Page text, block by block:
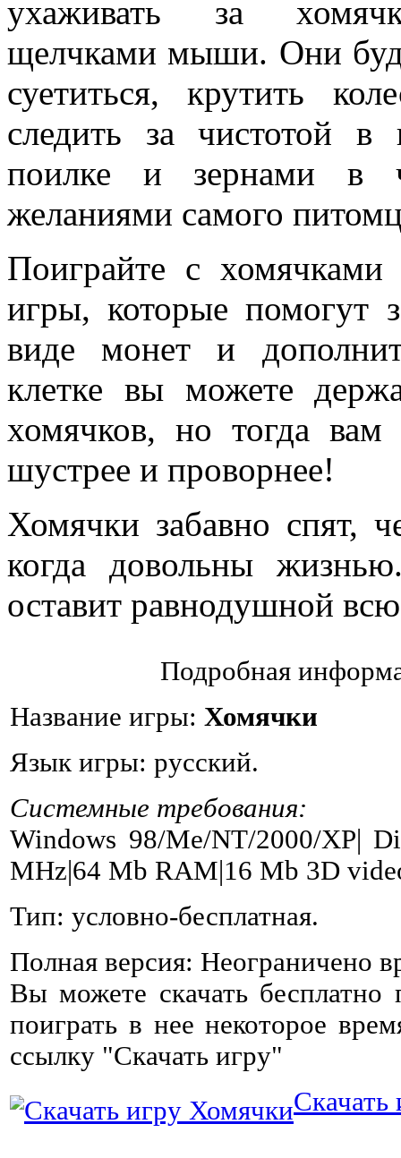
ухаживать за
щелчками мыши. Они
суетиться, крутить
следить за чистотой в
поилке и зернами в
желаниями самого
Поиграйте с
игры, которые помогут
виде монет и
клетке вы можете
хомячков, но тогда
шустрее и проворнее!
Хомячки забавно спят,
когда довольны
оставит равнодушной
Подробная
Название игры: Хомячки
Язык игры: русский.
Системные требования:
Windows 98/Me/NT/2000/XP|
MHz|64 Mb RAM|16 Mb 3D
Тип: условно-бесплатная.
Полная версия: Неограничено
Вы можете скачать
поиграть в нее некоторое
ссылку "Скачать игру"
Скачать